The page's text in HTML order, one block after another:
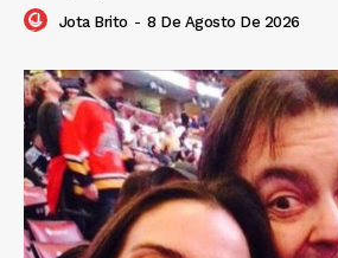
Jota Brito - 8 De Agosto De 2026